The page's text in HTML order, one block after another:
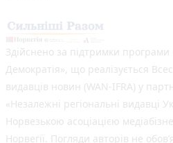
Здійснено за підтримки
Демократія», що реалізується
видавців новин (WAN-IFRA) у
«Незалежні регіональні видавці
Норвезькою асоціацією
Норвегії. Погляди авторів не